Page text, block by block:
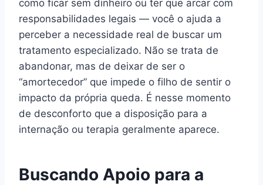
como ficar sem dinheiro ou ter que arcar com
responsabilidades legais — você o ajuda a
perceber a necessidade real de buscar um
tratamento especializado. Não se trata de
abandonar, mas de deixar de ser o
“amortecedor” que impede o filho de sentir o
impacto da própria queda. É nesse momento
de desconforto que a disposição para a
internação ou terapia geralmente aparece.
Buscando Apoio para a